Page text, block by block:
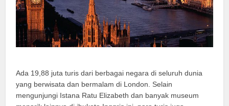
Ada 19,88 juta turis dari berbagai negara di seluruh dunia
yang berwisata dan bermalam di London. Selain
mengunjungi Istana Ratu Elizabeth dan banyak museum